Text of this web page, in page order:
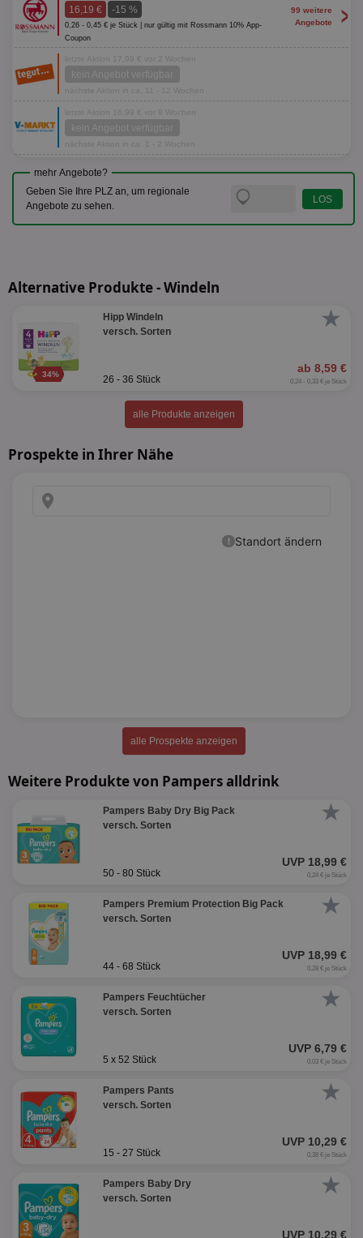
16,19 € -15 %
0,26 - 0,45 € je Stück | nur gültig mit Rossmann 10% App-
Coupon
99 weitere
Angebote
>
letzte Aktion 17,99 € vor 2 Wochen
kein Angebot verfügbar
nächste Aktion in ca. 11 - 12 Wochen
letzte Aktion 16,99 € vor 9 Wochen
kein Angebot verfügbar
nächste Aktion in ca. 1 - 2 Wochen
mehr Angebote?
Geben Sie Ihre PLZ an, um regionale
Angebote zu sehen.
Alternative Produkte - Windeln
★
34%
Hipp Windeln
versch. Sorten
ab 8,59 €
26 - 36 Stück 0,24 - 0,33 € je Stück
alle Produkte anzeigen
Prospekte in Ihrer Nähe
alle Prospekte anzeigen
Weitere Produkte von Pampers alldrink
★
Pampers Baby Dry Big Pack
versch. Sorten
UVP 18,99 €
50 - 80 Stück 0,24 € je Stück
★
Pampers Premium Protection Big Pack
versch. Sorten
UVP 18,99 €
44 - 68 Stück 0,28 € je Stück
★
Pampers Feuchtücher
versch. Sorten
UVP 6,79 €
5 x 52 Stück 0,03 € je Stück
★
Pampers Pants
versch. Sorten
UVP 10,29 €
15 - 27 Stück 0,38 € je Stück
★
Pampers Baby Dry
versch. Sorten
UVP 10,29 €